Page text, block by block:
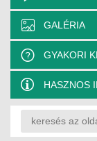
KÖZLEKEDÉSI
GALÉRIA
GYAKORI
HASZNOS